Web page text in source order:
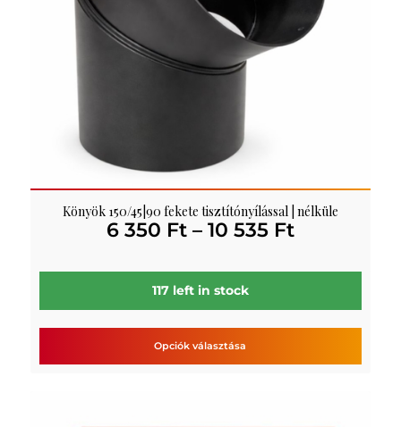
Könyök 150/45|90 fekete tisztítónyílással | nélküle
6 350 Ft – 10 535 Ft
350 Ft
10
535 Ft
117 left in stock
Opciók választása